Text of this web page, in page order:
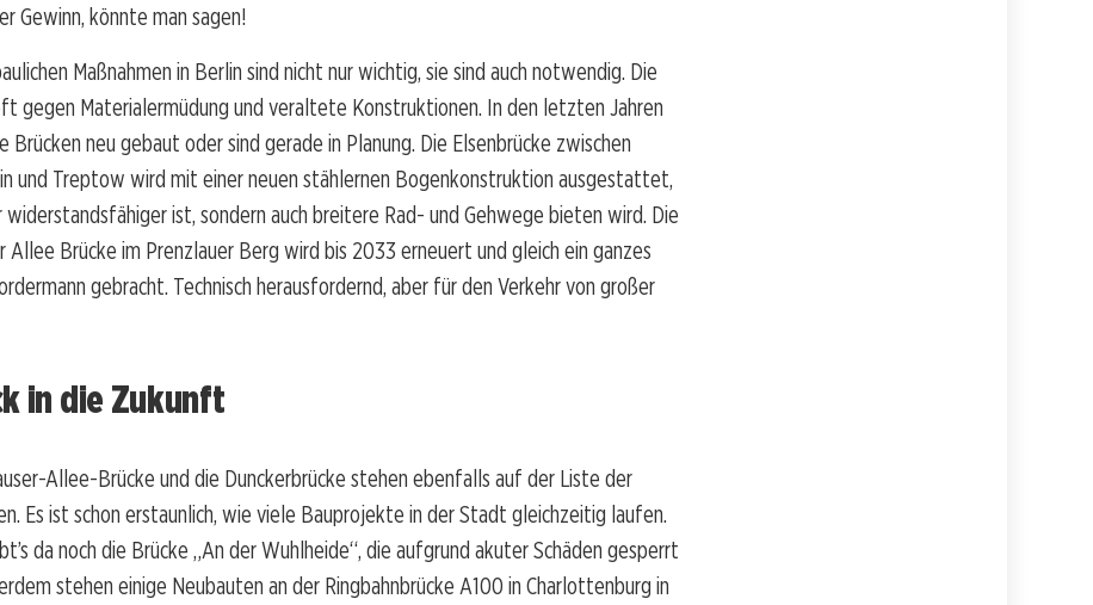
Gewinn, könnte man sagen!
Maßnahmen in Berlin sind nicht nur wichtig, sie sind auch notwendig. Die
gegen Materialermüdung und veraltete Konstruktionen. In den letzten Jahren
Brücken neu gebaut oder sind gerade in Planung. Die Elsenbrücke zwischen
und Treptow wird mit einer neuen stählernen Bogenkonstruktion ausgestattet,
widerstandsfähiger ist, sondern auch breitere Rad- und Gehwege bieten wird. Die
Allee Brücke im Prenzlauer Berg wird bis 2033 erneuert und gleich ein ganzes
gebracht. Technisch herausfordernd, aber für den Verkehr von großer
in die Zukunft
Allee-Brücke und die Dunckerbrücke stehen ebenfalls auf der Liste der
Es ist schon erstaunlich, wie viele Bauprojekte in der Stadt gleichzeitig laufen.
da noch die Brücke „An der Wuhlheide“, die aufgrund akuter Schäden gesperrt
stehen einige Neubauten an der Ringbahnbrücke A100 in Charlottenburg in